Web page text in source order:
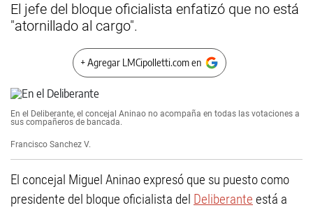
El jefe del bloque oficialista enfatizó que no está
"atornillado al cargo".
+ Agregar LMCipolletti.com en
En el Deliberante, el concejal Aninao no acompaña en todas las votaciones a
sus compañeros de bancada.
Francisco Sanchez V.
El concejal Miguel Aninao expresó que su puesto como
presidente del bloque oficialista del Deliberante está a